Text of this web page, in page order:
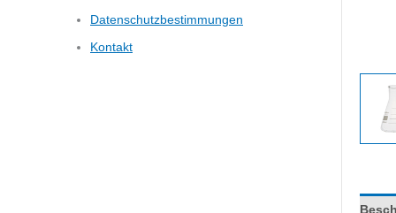
Datenschutzbestimmungen
Kontakt